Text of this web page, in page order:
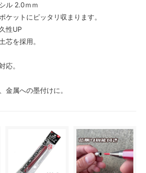
ル 2.0ｍｍ
ケットにピッタリ収まります。
性UP
芯を採用。
応。
金属への墨付けに。